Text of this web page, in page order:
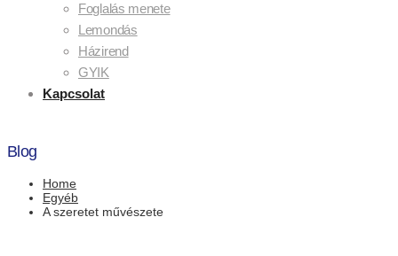
Foglalás menete
Lemondás
Házirend
GYIK
Kapcsolat
Blog
Home
Egyéb
A szeretet művészete